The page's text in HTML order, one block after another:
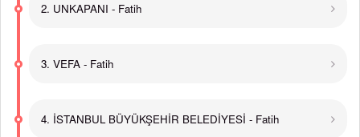
2. UNKAPANI - Fatih
3. VEFA - Fatih
4. İSTANBUL BÜYÜKŞEHİR BELEDİYESİ - Fatih